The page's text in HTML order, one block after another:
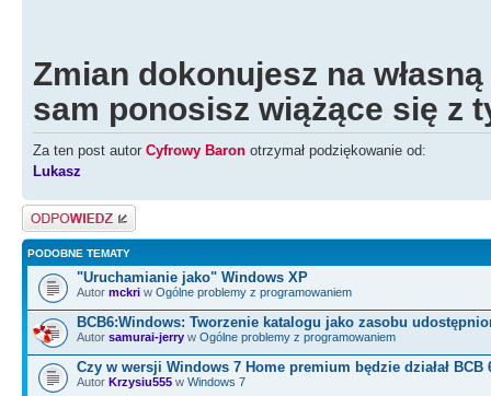
Zmian dokonujesz na
sam ponosisz wiążące się z
Za ten post autor Cyfrowy Baron otrzymał podziękowanie od:
Lukasz
Odpowiedz
PODOBNE TEMATY
"Uruchamianie jako" Windows XP
Autor mckri w Ogólne problemy z programowaniem
BCB6:Windows: Tworzenie katalogu jako zasobu
Autor samurai-jerry w Ogólne problemy z programowaniem
Czy w wersji Windows 7 Home premium będzie działał BCB
Autor Krzysiu555 w Windows 7